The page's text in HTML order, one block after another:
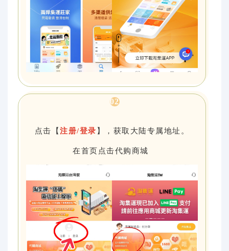
02
点击【注册/登录 】，获取大陆专属地址。
在首页点击代购商城